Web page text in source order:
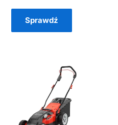
Sprawdź